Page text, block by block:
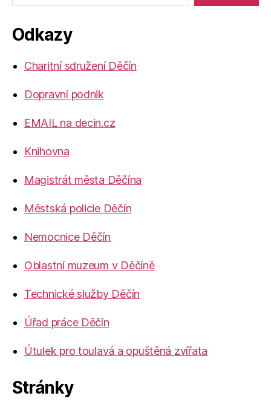
Odkazy
Charitní sdružení Děčín
Dopravní podnik
EMAIL na decin.cz
Knihovna
Magistrát města Děčína
Městská policie Děčín
Nemocnice Děčín
Oblastní muzeum v Děčíně
Technické služby Děčín
Úřad práce Děčín
Útulek pro toulavá a opuštěná zvířata
Stránky